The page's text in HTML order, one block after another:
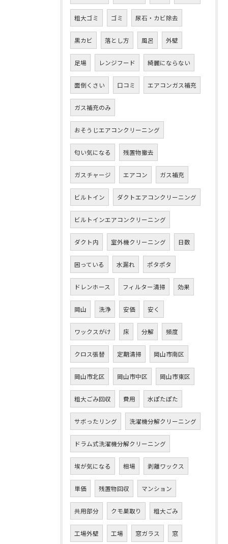
粗大ゴミ ゴミ 尿石・カビ除去
黒カビ 落とし方 風呂 外壁
足場 レンジフード 綺麗にならない
面倒くさい 口コミ エアコンガス補充
ガス補充のみ
おそうじエアコンクリーニング
匂い気になる 残置物撤去
ガスチャージ エアコン ガス補充
ビルトイン ダクトエアコンクリーニング
ビルトインエアコンクリーニング
ダクト内 室外機クリーニング 日数
困っている 水漏れ ポタポタ
ドレンホース フィルター清掃 効果
岡山 洗浄 安価 安く
ワックスがけ 床 分解 頻度
クロス張替 定期清掃 岡山市南区
岡山市北区 岡山市中区 岡山市東区
粗大ごみ回収 費用 水ぽたぽた
サボったリング 洗濯機分解クリーニング
ドラム式洗濯機分解クリーニング
埃が気になる 相場 剥離ワックス
単価 残置物回収 マンション
共用部分 クモ巣取り 粗大ごみ
工場外壁 工場 窓ガラス 窓